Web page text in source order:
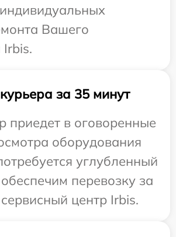
Вашего
Irbis.
за 35 минут
приедет в оговоренные
оборудования
углубленный
перевозку за
центр Irbis.